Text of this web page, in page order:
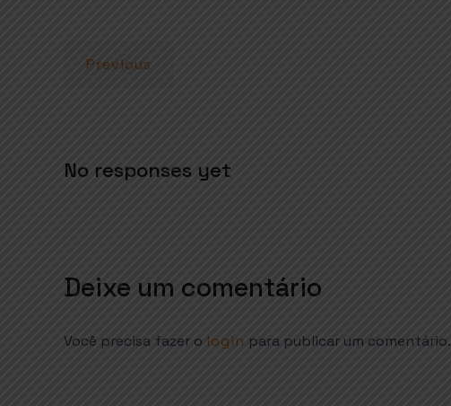
p
Previous
No responses yet
Deixe um comentário
Você precisa fazer o login para publicar um comentário.